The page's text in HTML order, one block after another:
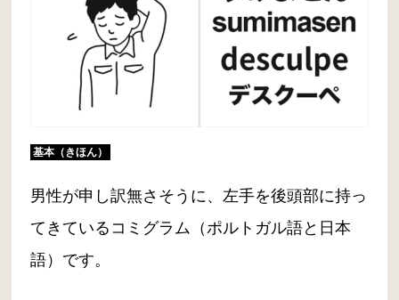
基本（きほん）
男性が申し訳無さそうに、左手を後頭部に持っ
てきているコミグラム（ポルトガル語と日本
語）です。